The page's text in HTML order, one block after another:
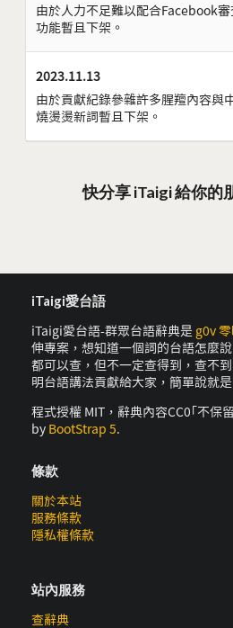
由於人力不足難以配合Facebook
功能暫且下架。
2023.11.13
由於貢獻紀錄參雜許多腥羶內容與
燒燙燙新詞暫且下架。
快分享 iTaigi 給你的
iTaigi愛台語
iTaigi愛台語-群眾台語辭典是 g0v
伸專案，想知道一個詞的台語怎麼
都可以查，但不一定查得到，查不
明台語講法貢獻給大家，簡單說就
程式授權 MIT，辭典內容CC0｢不保
by BootStrap 5.
條款
關於本站
服務條款
隱私權條款
站內服務
查辭典